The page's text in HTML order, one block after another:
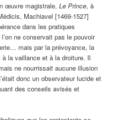
œuvre magistrale,Le Prince, à
Machiavel [1469-1527]
dans les pratiques
ne conservait pas le pouvoir
mais par la prévoyance, la
la vaillance et à la droiture. Il
ne nourrissait aucune illusion
donc un observateur lucide et
des conseils avisés et